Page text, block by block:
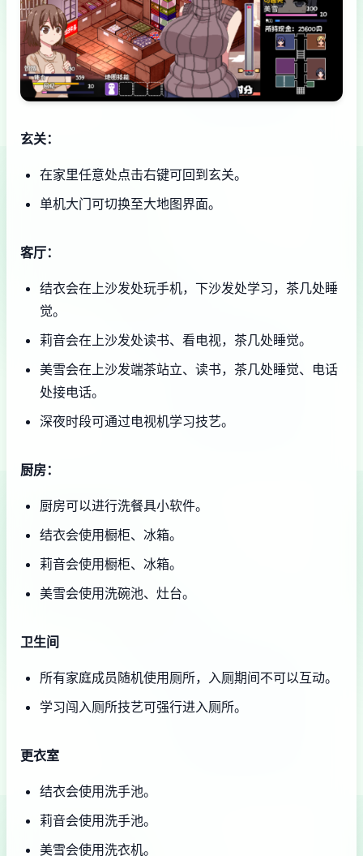
玄关：
在家里任意处点击右键可回到玄关。
单机大门可切换至大地图界面。
客厅：
结衣会在上沙发处玩手机，下沙发处学习，茶几处睡
觉。
莉音会在上沙发处读书、看电视，茶几处睡觉。
美雪会在上沙发端茶站立、读书，茶几处睡觉、电话
处接电话。
深夜时段可通过电视机学习技艺。
厨房：
厨房可以进行洗餐具小软件。
结衣会使用橱柜、冰箱。
莉音会使用橱柜、冰箱。
美雪会使用洗碗池、灶台。
卫生间
所有家庭成员随机使用厕所，入厕期间不可以互动。
学习闯入厕所技艺可强行进入厕所。
更衣室
结衣会使用洗手池。
莉音会使用洗手池。
美雪会使用洗衣机。